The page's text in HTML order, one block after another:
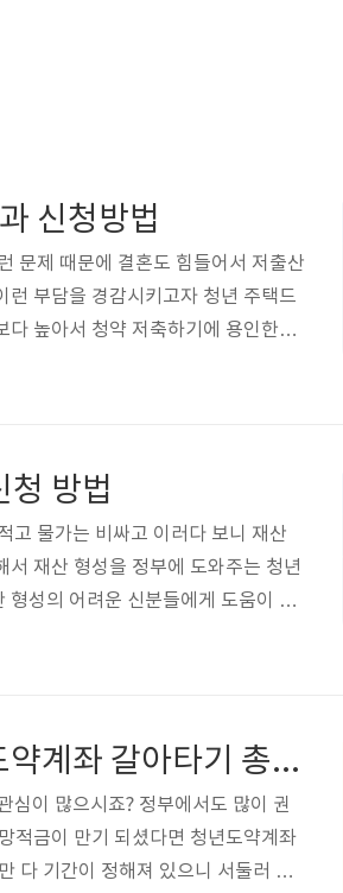
신청방법
문제 때문에 결혼도 힘들어서 저출산
런 부담을 경감시키고자 청년 주택드
다 높아서 청약 저축하기에 용인한데
적이라 혜택을 못 받을 수 있으니 서
방법
고 물가는 비싸고 이러다 보니 재산
재산 형성을 정부에 도와주는 청년
형성의 어려운 신분들에게 도움이 되
년내일저축 신청방법 복지로에서 신
청년희망적금 만기자 필독! 청년도약계좌 갈아타기 총정리
심이 많으시죠? 정부에서도 많이 권
적금이 만기 되셨다면 청년도약계좌
다 기간이 정해져 있으니 서둘러 신